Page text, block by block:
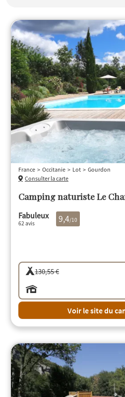
Camping naturiste Le
France Occitanie Lot
Gourdon
Consulter la carte
Fabuleux
62 avis 9,4/10
130,55 €
Voir le site du